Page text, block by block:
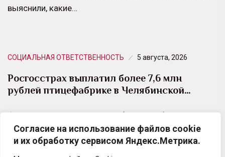
Согласие на использование файлов cookie
и их обработку сервисом Яндекс.Метрика.
выяснили, какие…
СОЦИАЛЬНАЯ ОТВЕТСТВЕННОСТЬ 5 августа, 2026
Росгосстрах выплатил более 7,6 млн
рублей птицефабрике в Челябинской…
Филиал Росгосстраха в Челябинской области
выплатил страховое возмещение региональной
птицефабрике после пожара.